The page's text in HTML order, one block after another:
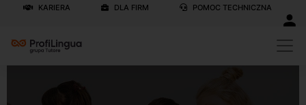
KARIERA DLA FIRM POMOC TECHNICZNA